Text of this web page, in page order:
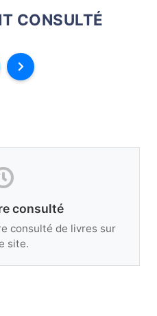
CONSULTÉ
consulté
consulté de livres sur
site.